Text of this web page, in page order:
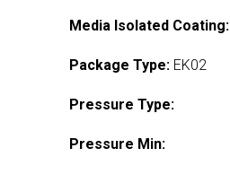
Media Isolated Coating:
Package Type: EK02
Pressure Type:
Pressure Min: